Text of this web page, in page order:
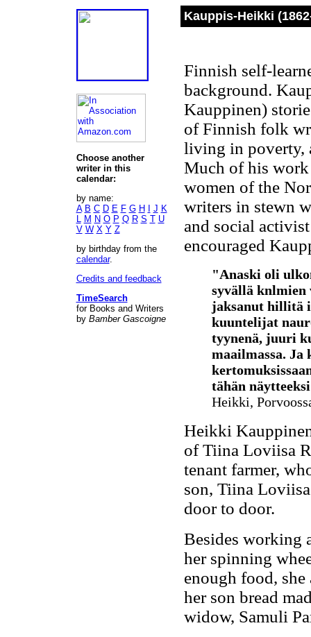
Choose another
writer in this
calendar:
by name:
A B C D E F G H J K
L M N O P Q R S T U
V W X Y Z
by birthday from the
calendar.
Credits and feedback
TimeSearch
for Books and Writers
by Bamber Gascoigne
Kauppis-Heikki
Finnish self-
background.
Kauppinen)
of Finnish folk
living in poverty,
Much of his
women of the
writers in stewn
and social
encouraged
"Anaski oli
syvällä knlmien
jaksanut hillitä
kuuntelijat
tyynenä, juuri
maailmassa. Ja
tähän
Heikki,
Heikki
of Tiina Loviisa
tenant farmer,
son, Tiina
door to door.
Besides working
her spinning
enough food, she
her son bread
widow, Samuli